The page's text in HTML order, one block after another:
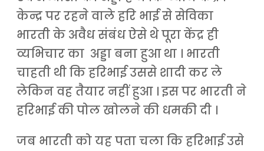
केन्द्र पर रहने वाले हरि भाई से सेविका
भारती के अवैध संबंध ऐसे थे पूरा केंद्र ही
व्यभिचार का अड्डा बना हुआ था । भारती
चाहती थी कि हरिभाई उससे शादी कर ले
लेकिन वह तैयार नहीं हुआ । इस पर भारती ने
हरिभाई की पोल खोलने की धमकी दी ।
जब भारती को यह पता चला कि हरिभाई उसे